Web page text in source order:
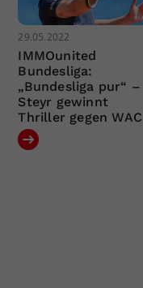
29.05.2022
IMMOunited
Bundesliga:
„Bundesliga pur“ –
Steyr gewinnt
Thriller gegen WAC